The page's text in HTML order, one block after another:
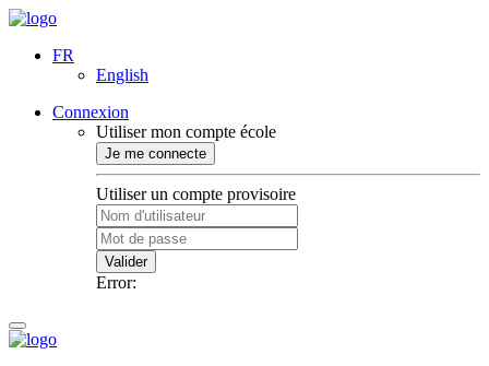
FR
English
Connexion
Utiliser mon compte école
Je me connecte
Utiliser un compte provisoire
Valider
Error: